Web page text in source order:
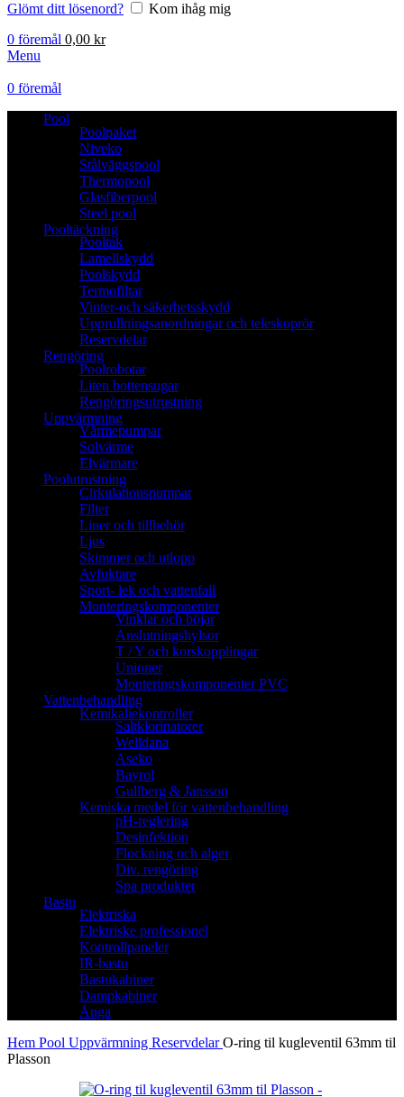
Glömt ditt lösenord?
Kom ihåg mig
0 föremål 0,00 kr
Menu
0 föremål
Pool
Poolpaket
Niveko
Stålväggspool
Thermopool
Glasfiberpool
Steel pool
Pooltäckning
Pooltak
Lamellskydd
Poolskydd
Termofiltar
Vinter-och säkerhetsskydd
Upprullningsanordningar och teleskoprör
Reservdelar
Rengöring
Poolrobotar
Liten bottensugar
Rengöringsutrustning
Uppvärmning
Värmepumpar
Solvärme
Elvärmare
Poolutrustning
Cirkulationspumpar
Filter
Liner och tillbehör
Ljus
Skimmer och utlopp
Avfuktare
Sport- lek och vattenfall
Monteringskomponenter
Vinklar och böjar
Anslutningshylsor
T / Y och korskopplingar
Unioner
Monteringskomponenter PVC
Vattenbehandling
Kemikaliekontroller
Saltklorinatorer
Welldana
Aseko
Bayrol
Gullberg & Jansson
Kemiska medel för vattenbehandling
pH-reglering
Desinfektion
Flockning och alger
Div. rengöring
Spa produkter
Bastu
Elektriska
Elektriske professionel
Kontrollpaneler
IR-bastu
Bastukabiner
Dampkabiner
Ånga
Hem Pool Uppvärmning ReservdelarO-ring til kugleventil 63mm til
Plasson